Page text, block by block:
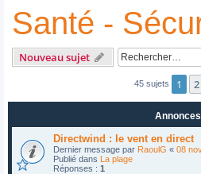
Santé -
Nouveau sujet
45 sujets 1 2
Annonces
Directwind : le vent en direct
Dernier message par RaoulG « 08
Publié dans La plage
Réponses : 1